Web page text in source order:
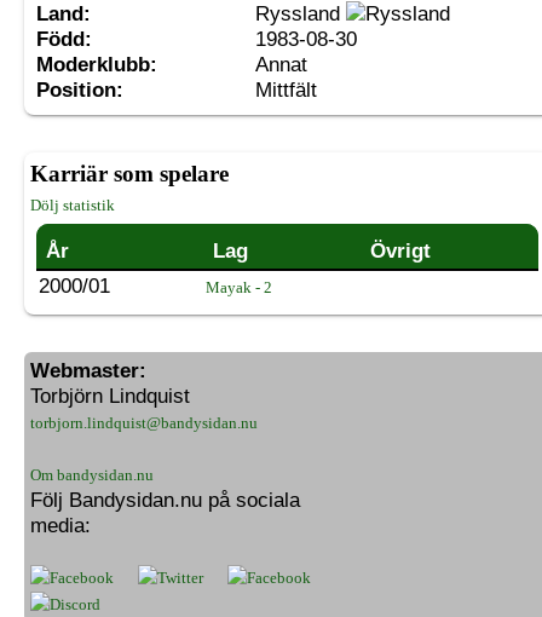
Land:
Ryssland
Född:
1983-08-30
Moderklubb:
Annat
Position:
Mittfält
Karriär som spelare
Dölj statistik
År Lag
Övrigt
2000/01
Mayak - 2
Webmaster:
Torbjörn Lindquist
torbjorn.lindquist@bandysidan.nu
Om bandysidan.nu
Följ Bandysidan.nu på sociala
media: